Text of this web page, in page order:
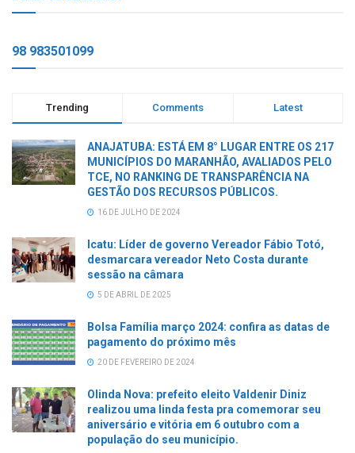
98 983501099
Trending Comments Latest
ANAJATUBA: ESTÁ EM 8° LUGAR ENTRE OS 217
MUNICÍPIOS DO MARANHÃO, AVALIADOS PELO
TCE, NO RANKING DE TRANSPARÊNCIA NA
GESTÃO DOS RECURSOS PÚBLICOS.
16 DE JULHO DE 2024
Icatu: Líder de governo Vereador Fábio Totó,
desmarcara vereador Neto Costa durante
sessão na câmara
5 DE ABRIL DE 2025
Bolsa Família março 2024: confira as datas de
pagamento do próximo mês
20 DE FEVEREIRO DE 2024
Olinda Nova: prefeito eleito Valdenir Diniz
realizou uma linda festa pra comemorar seu
aniversário e vitória em 6 outubro com a
população do seu município.